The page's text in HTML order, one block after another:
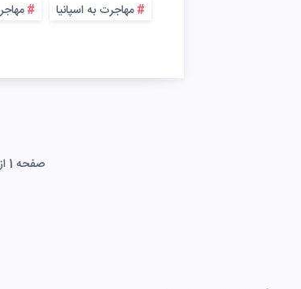
مهاجرت به اسپانیا
صفحه 1 از 1